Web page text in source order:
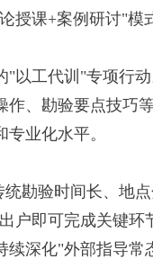
授课+案例研讨"
"以工代训"专项行
、勘验要点技巧
业化水平。
勘验时间长、地
户即可完成关键
续深化"外部指导